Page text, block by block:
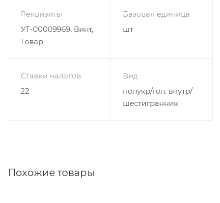
Реквизиты
УТ-00009969, Винт,
Товар
Базовая единица
шт
Ставки налогов
22
Вид
полукр/гол. внутр/
шестигранник
Похожие товары